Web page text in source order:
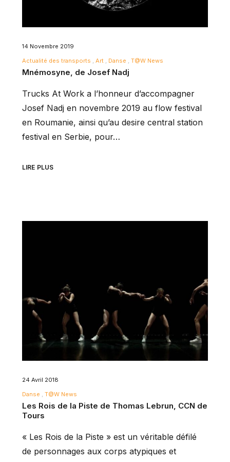
14 Novembre 2019
Actualité des transports
Art Danse T@W News
Mnémosyne, de Josef Nadj
Trucks At Work a l’honneur d’accompagner
Josef Nadj en novembre 2019 au flow festival
en Roumanie, ainsi qu’au desire central station
festival en Serbie, pour…
LIRE PLUS
24 Avril 2018
Danse
T@W News
Les Rois de la Piste de Thomas Lebrun, CCN de
Tours
« Les Rois de la Piste » est un véritable défilé
de personnages aux corps atypiques et